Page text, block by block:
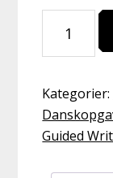
træning
punktum
og
Kategorier:
Guided